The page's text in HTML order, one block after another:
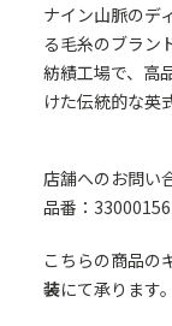
ナイン山脈のデ
る毛糸のブラン
紡績工場で、高
けた伝統的な英
店舗へのお問い
品番：
こちらの商品の
装にて承ります。